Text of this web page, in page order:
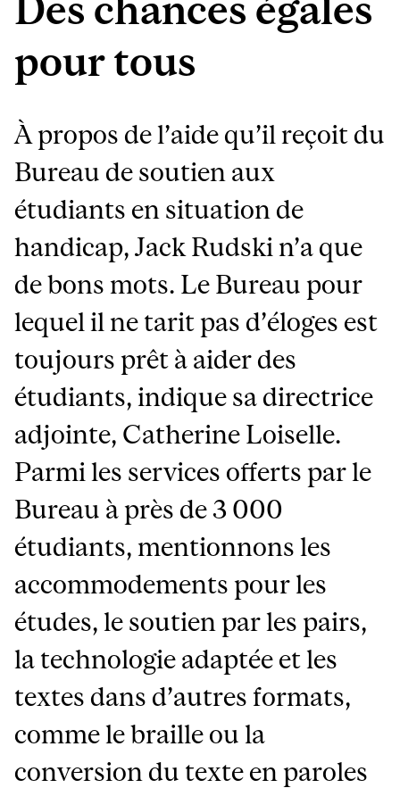
pour tous
À propos de l’aide qu’il reçoit du
Bureau de soutien aux
étudiants en situation de
handicap, Jack Rudski n’a que
de bons mots. Le Bureau pour
lequel il ne tarit pas d’éloges est
toujours prêt à aider des
étudiants, indique sa directrice
adjointe, Catherine Loiselle.
Parmi les services offerts par le
Bureau à près de 3 000
étudiants, mentionnons les
accommodements pour les
études, le soutien par les pairs,
la technologie adaptée et les
textes dans d’autres formats,
comme le braille ou la
conversion du texte en paroles